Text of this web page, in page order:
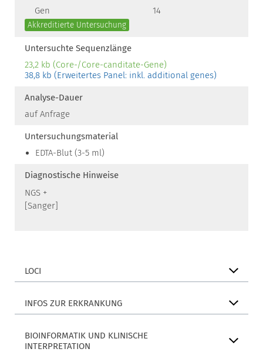
Gen
14
Akkreditierte Untersuchung
Untersuchte Sequenzlänge
23,2 kb (Core-/Core-canditate-Gene)
38,8 kb (Erweitertes Panel: inkl. additional genes)
Analyse-Dauer
auf Anfrage
Untersuchungsmaterial
EDTA-Blut (3-5 ml)
Diagnostische Hinweise
NGS +
[Sanger]
LOCI
INFOS ZUR ERKRANKUNG
BIOINFORMATIK UND KLINISCHE
INTERPRETATION